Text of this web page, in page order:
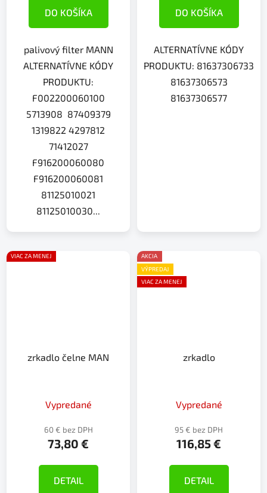
DO KOŠÍKA
palivový filter MANN
ALTERNATÍVNE KÓDY
PRODUKTU:
F002200060100
5713908 87409379
1319822 4297812
71412027
F916200060080
F916200060081
81125010021
81125010030...
DO KOŠÍKA
ALTERNATÍVNE KÓDY
PRODUKTU: 81637306733
81637306573
81637306577
VIAC ZA MENEJ
zrkadlo čelne MAN
Vypredané
60 € bez DPH
73,80 €
DETAIL
AKCIA
VÝPREDAJ
VIAC ZA MENEJ
zrkadlo
Vypredané
95 € bez DPH
116,85 €
DETAIL